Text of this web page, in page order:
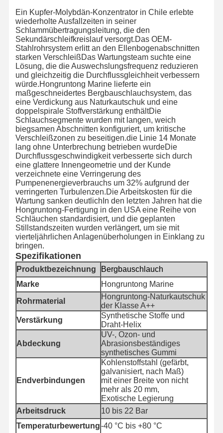
Heim Produkte Über Uns
Werksbesicht
Igung
Qualitätskont
Rolle
Sie Uns
Blog
Bitte Um Ein
Angebot
Komposit-Schlauchrohr
Rotierender bohrender Schlauch
Chemische Schlauchrohre
Ein Kupfer-Molybdän-Konzentrator in Chile erlebte
wiederholte Ausfallzeiten in seiner
Schlammübertragungsleitung, die den
Sekundärschleifkreislauf versorgt.Das OEM-
Stahlrohrsystem erlitt an den Ellenbogenabschnitten
starken VerschleißDas Wartungsteam suchte eine
Lösung, die die Auswechslungsfrequenz reduzieren
und gleichzeitig die Durchflussgleichheit verbessern
würde.Hongruntong Marine lieferte ein
maßgeschneidertes Bergbauschlauchsystem, das
eine Verdickung aus Naturkautschuk und eine
doppelspirale Stoffverstärkung enthältDie
Schlauchsegmente wurden mit langen, weich
biegsamen Abschnitten konfiguriert, um kritische
Verschleißzonen zu beseitigen.die Linie 14 Monate
lang ohne Unterbrechung betrieben wurdeDie
Durchflussgeschwindigkeit verbesserte sich durch
eine glattere Innengeometrie und der Kunde
verzeichnete eine Verringerung des
Pumpenenergieverbrauchs um 32% aufgrund der
verringerten Turbulenzen.Die Arbeitskosten für die
Wartung sanken deutlichIn den letzten Jahren hat die
Hongruntong-Fertigung in den USA eine Reihe von
Schläuchen standardisiert, und die geplanten
Stillstandszeiten wurden verlängert, um sie mit
vierteljährlichen Anlagenüberholungen in Einklang zu
bringen.
Spezifikationen
Produktbezeichnung
Bergbauschlauch
Marke
Hongruntong Marine
Rohrmaterial
Hongruntong-Naturkautschuk
der Klasse A++
Verstärkung
Synthetische Stoffe und
Draht-Helix
Abdeckung
UV-, Ozon- und
Abrasionsbeständiges
synthetisches Gummi
Endverbindungen
Kohlenstoffstahl (gefärbt,
galvanisiert, nach Maß)
mit einer Breite von nicht
mehr als 20 mm,
Exotische Legierung
Arbeitsdruck
10 bis 22 Bar
Temperaturbewertung-40 °C bis +80 °C